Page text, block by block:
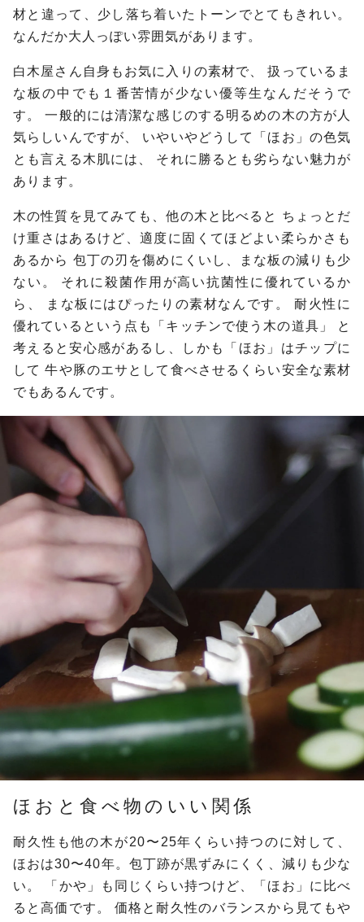
材と違って、少し落ち着いたトーンでとてもきれい。
なんだか大人っぽい雰囲気があります。
白木屋さん自身もお気に入りの素材で、扱っているま
な板の中でも１番苦情が少ない優等生なんだそうで
す。一般的には清潔な感じのする明るめの木の方が人
気らしいんですが、 いやいやどうして「ほお」の色気
とも言える木肌には、 それに勝るとも劣らない魅力が
あります。
木の性質を見てみても、他の木と比べると ちょっとだ
け重さはあるけど、適度に固くてほどよい柔らかさも
あるから 包丁の刃を傷めにくいし、まな板の減りも少
ない。 それに殺菌作用が高い抗菌性に優れているか
ら、
まな板にはぴったりの素材なんです。耐火性に
優れているという点も「キッチンで使う木の道具」
と
考えると安心感があるし、しかも「ほお」はチップに
して牛や豚のエサとして食べさせるくらい安全な素材
でもあるんです。
ほおと食べ物のいい関係
耐久性も他の木が20〜25年くらい持つのに対して、
ほおは30〜40年。包丁跡が黒ずみにくく、減りも少な
い。
「かや」も同じくらい持つけど、「ほお」に比べ
ると高価です。 価格と耐久性のバランスから見てもや